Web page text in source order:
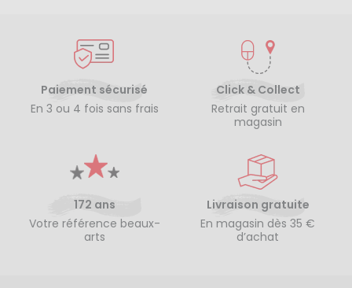
Paiement sécurisé
En 3 ou 4 fois sans frais
Click & Collect
Retrait gratuit en
magasin
172 ans
Votre référence beaux-
arts
Livraison gratuite
En magasin dès 35 €
d’achat